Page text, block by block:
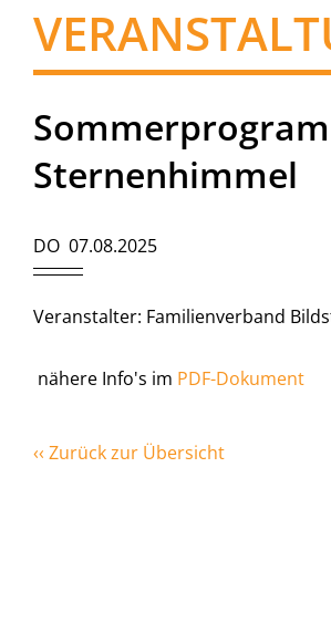
Sternenhimmel
DO 07.08.2025
Veranstalter: Familienverband
nähere Info's im PDF-Dokument
‹‹ Zurück zur Übersicht